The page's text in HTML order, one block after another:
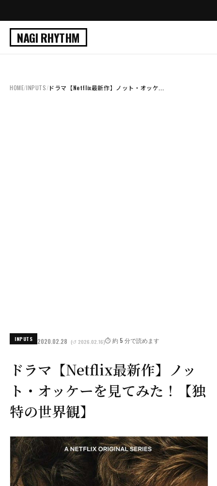
NAGI RHYTHM
HOME/INPUTS/ドラマ【Netflix最新作】ノット・オッケ...
INPUTS 2020.02.28 (↺ 2026.02.16)⏱️ 約 5 分で読めます
ドラマ【Netflix最新作】ノッ
ト・オッケーを見てみた！【独
特の世界観】